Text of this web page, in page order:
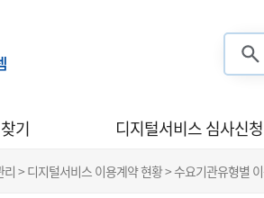
기 디지털서비스 심사신청
> 디지털서비스 이용계약 현황 > 수요기관유형별